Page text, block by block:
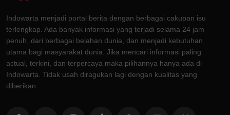
Indowarta menjadi portal berita dengan berbagai cakupan isu
terlengkap. Ada banyak informasi yang terjadi selama 24 jam
penuh, dari berbagai belahan dunia, dan menjadi kebutuhan
utama bagi masyarakat dunia. Jika mencari informasi paling
actual, terkini, dan terpercaya maka pilihannya hanya ada di
Indowarta. Tidak usah diragukan lagi dengan kualitas yang
diberikan.